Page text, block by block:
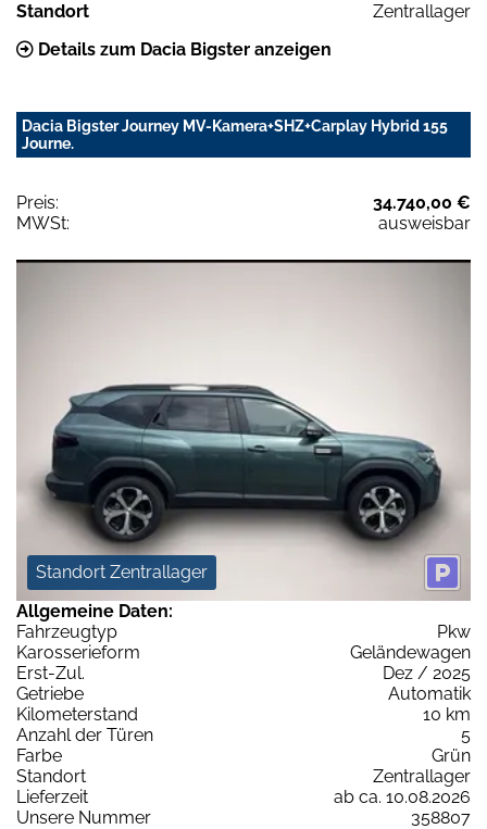
Standort
Zentrallager
Details zum Dacia Bigster anzeigen
Dacia Bigster Journey MV-Kamera+SHZ+Carplay Hybrid 155
Journe.
Preis:
34.740,00 €
MWSt:
ausweisbar
Standort Zentrallager
Allgemeine Daten:
Fahrzeugtyp
Pkw
Karosserieform
Geländewagen
Erst-Zul.
Dez / 2025
Getriebe
Automatik
Kilometerstand
10 km
Anzahl der Türen
5
Farbe
Grün
Standort
Zentrallager
Lieferzeit
ab ca. 10.08.2026
Unsere Nummer
358807